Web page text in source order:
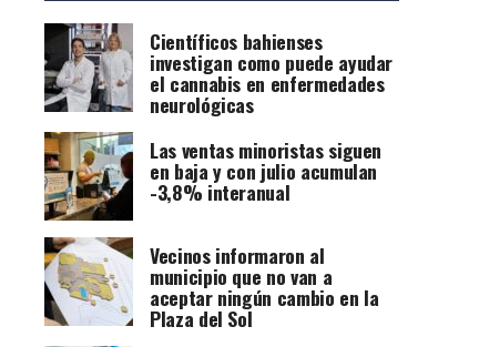
Científicos bahienses
investigan como puede ayudar
el cannabis en enfermedades
neurológicas
Las ventas minoristas siguen
en baja y con julio acumulan
-3,8% interanual
Vecinos informaron al
municipio que no van a
aceptar ningún cambio en la
Plaza del Sol